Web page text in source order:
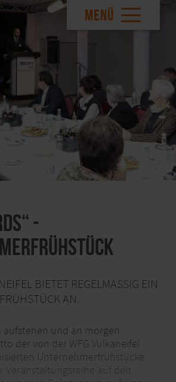
MENÜ
-
BIETET REGELMÄSSIG EIN U
AN.
aufstehen und an morgen
der von der WFG Vulkaneifel
Unternehmerfrühstücke
Veranstaltungsreihe auf den